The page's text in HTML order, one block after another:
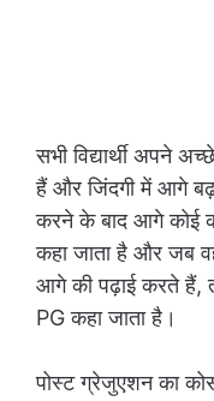
सभी विद्यार्थी अपने
हैं और जिंदगी में आगे
करने के बाद आगे कोई
कहा जाता है और जब
आगे की पढ़ाई करते हैं,
PG कहा जाता है।
पोस्ट ग्रेजुएशन का